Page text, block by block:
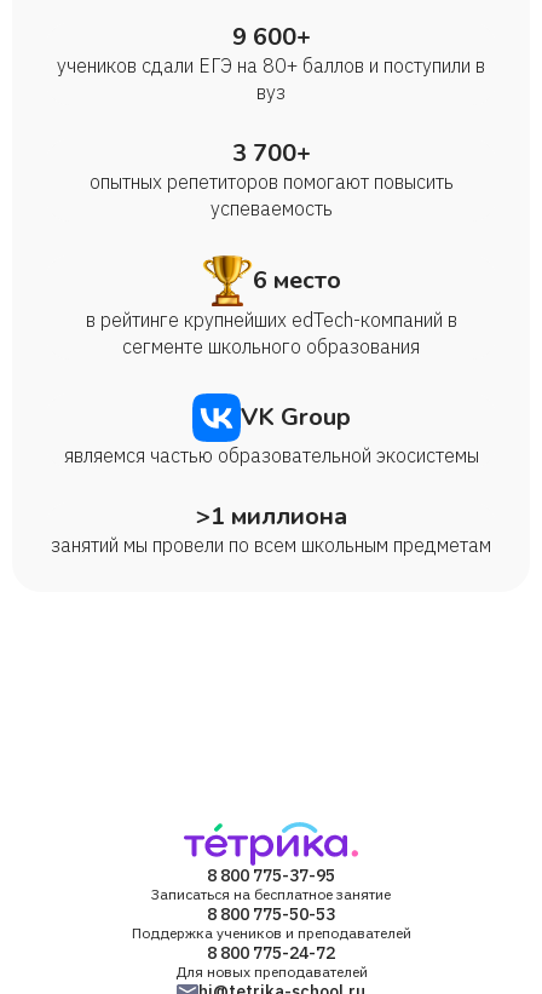
9 600+
учеников сдали ЕГЭ на 80+ баллов и поступили в
вуз
3 700+
опытных репетиторов помогают повысить
успеваемость
6 место
в рейтинге крупнейших edTech-компаний в
сегменте школьного образования
VK Group
являемся частью образовательной экосистемы
>1 миллиона
занятий мы провели по всем школьным предметам
8 800 775-37-95
Записаться на бесплатное занятие
8 800 775-50-53
Поддержка учеников и преподавателей
8 800 775-24-72
Для новых преподавателей